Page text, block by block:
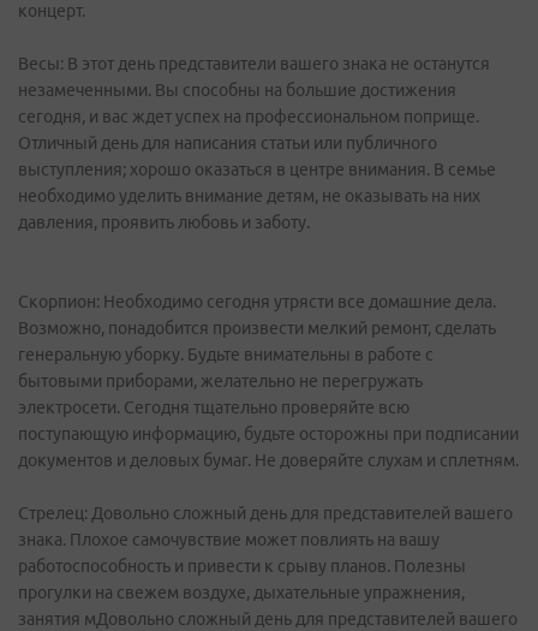
концерт.
Весы: В этот день представители вашего знака не останутся
незамеченными. Вы способны на большие достижения
сегодня, и вас ждет успех на профессиональном поприще.
Отличный день для написания статьи или публичного
выступления; хорошо оказаться в центре внимания. В семье
необходимо уделить внимание детям, не оказывать на них
давления, проявить любовь и заботу.
Скорпион: Необходимо сегодня утрясти все домашние дела.
Возможно, понадобится произвести мелкий ремонт, сделать
генеральную уборку. Будьте внимательны в работе с
бытовыми приборами, желательно не перегружать
электросети. Сегодня тщательно проверяйте всю
поступающую информацию, будьте осторожны при подписании
документов и деловых бумаг. Не доверяйте слухам и сплетням.
Стрелец: Довольно сложный день для представителей вашего
знака. Плохое самочувствие может повлиять на вашу
работоспособность и привести к срыву планов. Полезны
прогулки на свежем воздухе, дыхательные упражнения,
занятия мДовольно сложный день для представителей вашего